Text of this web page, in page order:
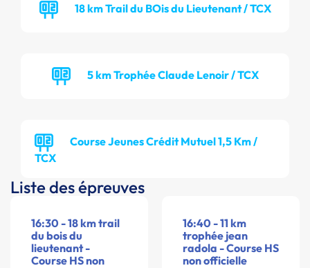
18 km Trail du BOis du Lieutenant / TCX
5 km Trophée Claude Lenoir / TCX
Course Jeunes Crédit Mutuel 1,5 Km /
TCX
Liste des épreuves
16:30 - 18 km trail
du bois du
lieutenant -
Course HS non
16:40 - 11 km
trophée jean
radola - Course HS
non officielle